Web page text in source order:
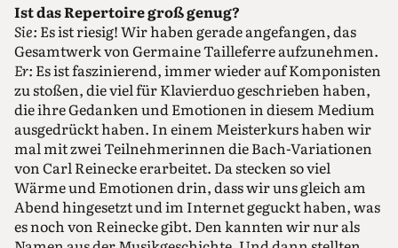
Ist das Repertoire groß genug?
Sie: Es ist riesig! Wir haben gerade angefangen, das
Gesamtwerk von Germaine Tailleferre aufzunehmen.
Er: Es ist faszinierend, immer wieder auf Komponisten
zu stoßen, die viel für Klavierduo geschrieben haben,
die ihre Gedanken und Emotionen in diesem Medium
ausgedrückt haben. In einem Meisterkurs haben wir
mal mit zwei Teilnehmerinnen die Bach-Variationen
von Carl Reinecke erarbeitet. Da stecken so viel
Wärme und Emotionen drin, dass wir uns gleich am
Abend hingesetzt und im Internet geguckt haben, was
es noch von Reinecke gibt. Den kannten wir nur als